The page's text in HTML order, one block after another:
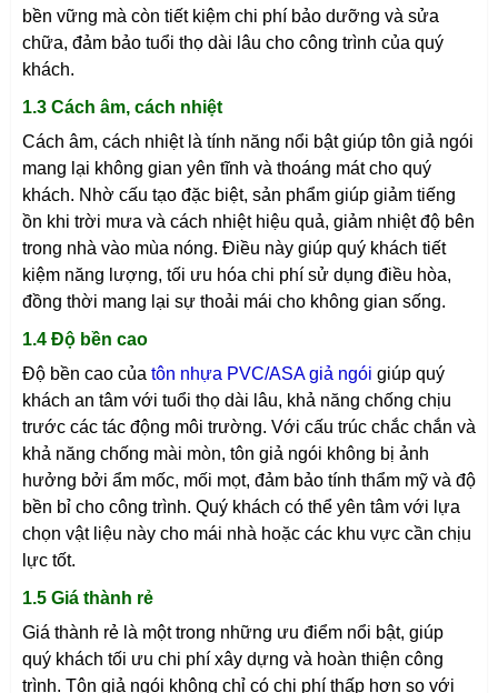
bền vững mà còn tiết kiệm chi phí bảo dưỡng và sửa
chữa, đảm bảo tuổi thọ dài lâu cho công trình của quý
khách.
1.3 Cách âm, cách nhiệt
Cách âm, cách nhiệt là tính năng nổi bật giúp tôn giả ngói
mang lại không gian yên tĩnh và thoáng mát cho quý
khách. Nhờ cấu tạo đặc biệt, sản phẩm giúp giảm tiếng
ồn khi trời mưa và cách nhiệt hiệu quả, giảm nhiệt độ bên
trong nhà vào mùa nóng. Điều này giúp quý khách tiết
kiệm năng lượng, tối ưu hóa chi phí sử dụng điều hòa,
đồng thời mang lại sự thoải mái cho không gian sống.
1.4 Độ bền cao
Độ bền cao của tôn nhựa PVC/ASA giả ngói giúp quý
khách an tâm với tuổi thọ dài lâu, khả năng chống chịu
trước các tác động môi trường. Với cấu trúc chắc chắn và
khả năng chống mài mòn, tôn giả ngói không bị ảnh
hưởng bởi ẩm mốc, mối mọt, đảm bảo tính thẩm mỹ và độ
bền bỉ cho công trình. Quý khách có thể yên tâm với lựa
chọn vật liệu này cho mái nhà hoặc các khu vực cần chịu
lực tốt.
1.5 Giá thành rẻ
Giá thành rẻ là một trong những ưu điểm nổi bật, giúp
quý khách tối ưu chi phí xây dựng và hoàn thiện công
trình. Tôn giả ngói không chỉ có chi phí thấp hơn so với